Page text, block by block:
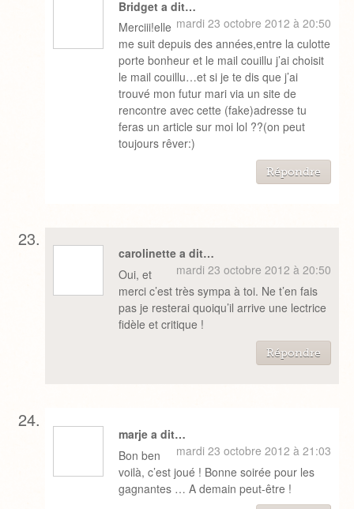
Bridget a dit…
mardi 23 octobre 2012 à 20:50
Merciii!elle
me suit depuis des années,entre la culotte
porte bonheur et le mail couillu j’ai choisit
le mail couillu…et si je te dis que j’ai
trouvé mon futur mari via un site de
rencontre avec cette (fake)adresse tu
feras un article sur moi lol ??(on peut
toujours rêver:)
Répondre
carolinette a dit…
mardi 23 octobre 2012 à 20:50
Oui, et
merci c’est très sympa à toi. Ne t’en fais
pas je resterai quoiqu’il arrive une lectrice
fidèle et critique !
Répondre
marje a dit…
mardi 23 octobre 2012 à 21:03
Bon ben
voilà, c’est joué ! Bonne soirée pour les
gagnantes … A demain peut-être !